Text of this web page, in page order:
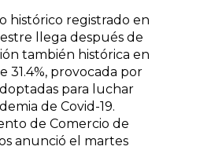
histórico registrado en
llega después de
también histórica en
31.4%, provocada por
para luchar
de Covid-19.
de Comercio de
anunció el martes